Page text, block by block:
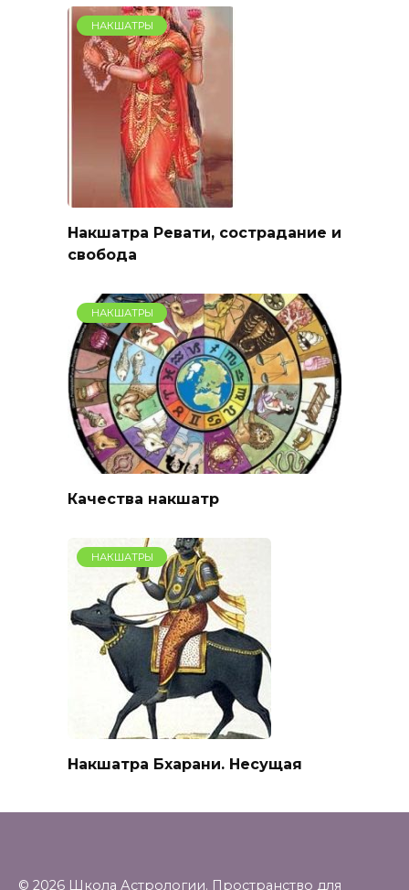
НАКШАТРЫ
Накшатра Ревати, сострадание и
свобода
НАКШАТРЫ
Качества накшатр
НАКШАТРЫ
Накшатра Бхарани. Несущая
© 2026 Школа Астрологии. Пространство для